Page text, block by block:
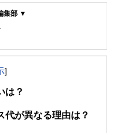
集部 ▼
経済に関する記事を、日々
うわかりやすく発信していま
に関する書籍・雑誌の編集経
記事掲載まですべての工程に
]
は？
代が異なる理由は？